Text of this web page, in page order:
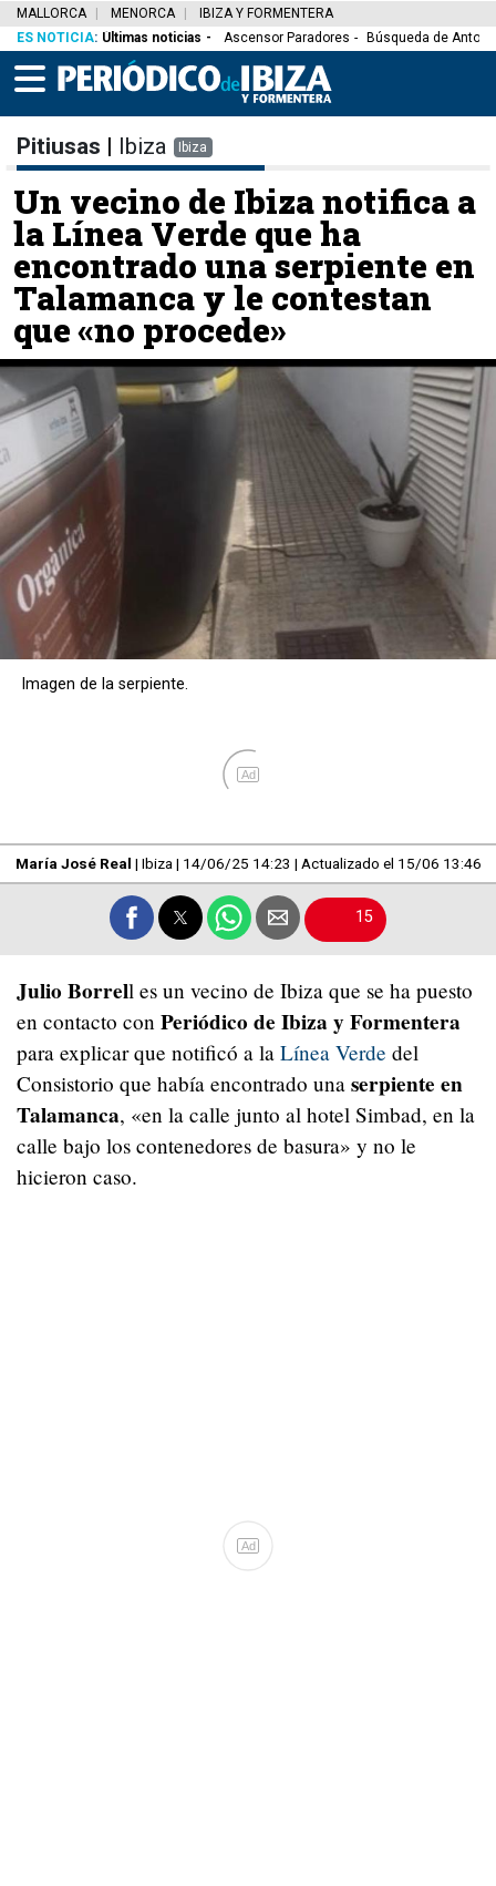
MALLORCA MENORCA
IBIZA Y FORMENTERA
ES NOTICIA: Últimas noticias Ascensor Paradores Búsqueda de
Pitiusas | Ibiza Ibiza
Un vecino de Ibiza notifica a
la Línea Verde que ha
encontrado una serpiente en
Talamanca y le contestan
que «no procede»
Imagen de la serpiente.
Ad
María José Real | Ibiza | 14/06/25 14:23 | Actualizado el 15/06 13:46
15
Julio Borrell es un vecino de Ibiza que se ha puesto
en contacto con Periódico de Ibiza y Formentera
para explicar que notificó a la Línea Verde del
Consistorio que había encontrado una serpiente en
Talamanca, «en la calle junto al hotel Simbad, en la
calle bajo los contenedores de basura» y no le
hicieron caso.
Ad